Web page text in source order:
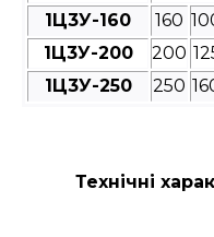
1Ц3У-160
160
1Ц3У-200
200
1Ц3У-250
250
Технічні